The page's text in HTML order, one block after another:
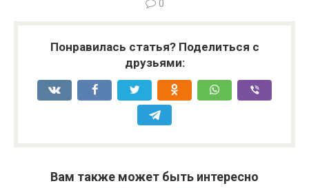
0
Понравилась статья? Поделиться с
друзьями:
Вам также может быть интересно